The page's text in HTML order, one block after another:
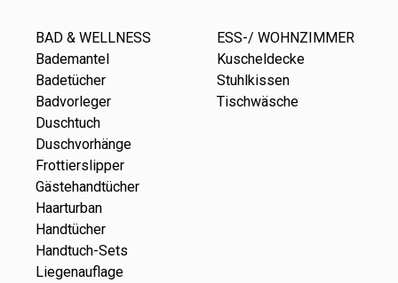
BAD & WELLNESS
Bademantel
Badetücher
Badvorleger
Duschtuch
Duschvorhänge
Frottierslipper
Gästehandtücher
Haarturban
Handtücher
Handtuch-Sets
Liegenauflage
ESS-/ WOHNZIMMER
Kuscheldecke
Stuhlkissen
Tischwäsche